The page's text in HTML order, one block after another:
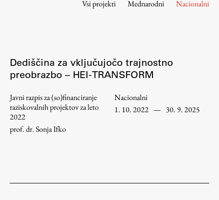
Članstva v združenjih
Konzorciji
Tržna dejavnost
Kontakti
Intranet UL FA
Spletni arhiv DEPO
Vsi projekti
Mednarodni Nacionalni
Dediščina za vključujočo trajnostno
preobrazbo – HEI-TRANSFORM
Javni razpis za (so)financiranje
raziskovalnih projektov za leto
2022
prof. dr. Sonja Ifko
Nacionalni
1. 10. 2022 — 30. 9. 2025